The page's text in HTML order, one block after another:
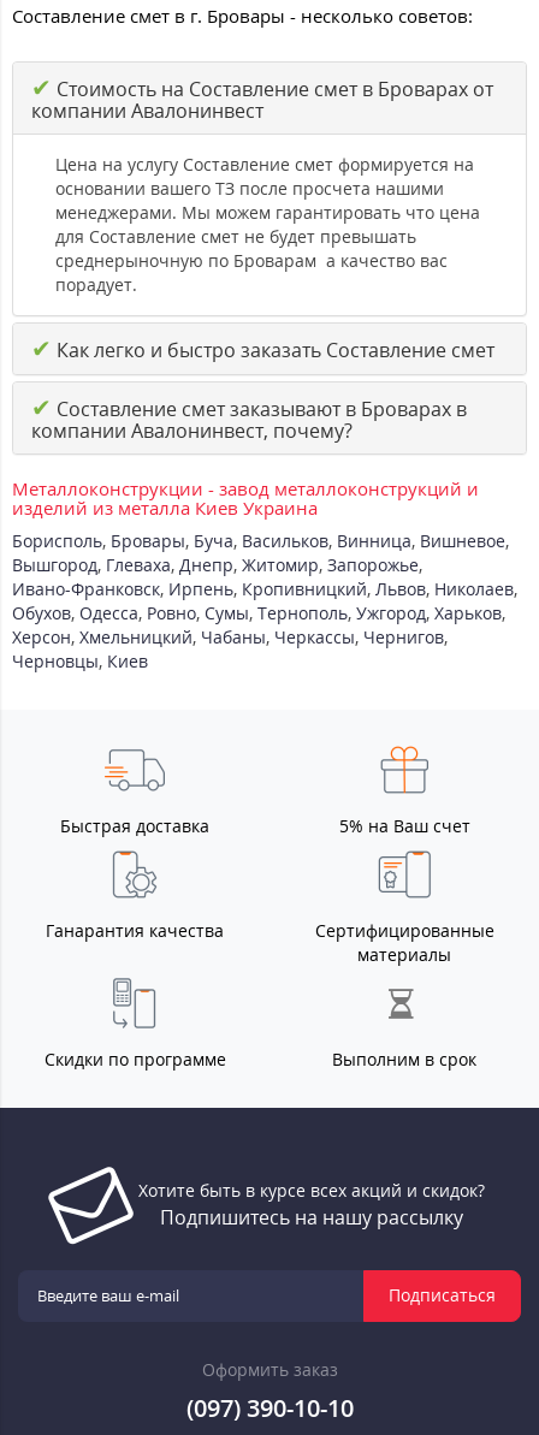
Составление смет в г. Бровары - несколько советов:
✔ Стоимость на Составление смет в Броварах от
компании Авалонинвест
Цена на услугу Составление смет формируется на
основании вашего ТЗ после просчета нашими
менеджерами. Мы можем гарантировать что цена
для Составление смет не будет превышать
среднерыночную по Броварам а качество вас
порадует.
✔ Как легко и быстро заказать Составление смет
✔ Составление смет заказывают в Броварах в
компании Авалонинвест, почему?
Металлоконструкции - завод металлоконструкций и
изделий из металла Киев Украина
Борисполь, Бровары, Буча, Васильков, Винница, Вишневое,
Вышгород, Глеваха, Днепр, Житомир, Запорожье,
Ивано-Франковск, Ирпень, Кропивницкий, Львов, Николаев,
Обухов, Одесса, Ровно, Сумы, Тернополь, Ужгород, Харьков,
Херсон, Хмельницкий, Чабаны, Черкассы, Чернигов,
Черновцы, Киев
Быстрая доставка 5% на Ваш счет
Ганарантия качества
Сертифицированные
материалы
Скидки по программе Выполним в срок
Хотите быть в курсе всех акций и скидок?
Подпишитесь на нашу рассылку
Подписаться
Оформить заказ
(097) 390-10-10